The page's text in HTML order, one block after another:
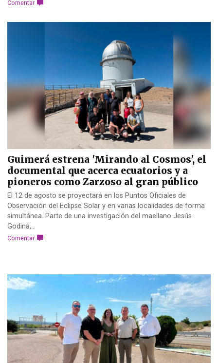
Comentar
Guimerá estrena 'Mirando al Cosmos', el
documental que acerca ecuatorios y a
pioneros como Zarzoso al gran público
El 12 de agosto se proyectará en los Puntos Oficiales de
Observación del Eclipse Solar y en varias localidades de forma
simultánea. Parte de una investigación del maellano Jesús
Godina,...
Comentar